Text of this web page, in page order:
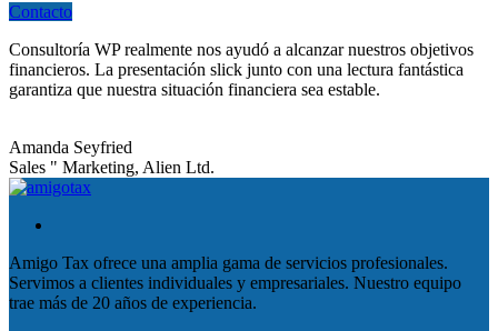
Contacto
Consultoría WP realmente nos ayudó a alcanzar nuestros objetivos
financieros. La presentación slick junto con una lectura fantástica
garantiza que nuestra situación financiera sea estable.
Amanda Seyfried
Sales " Marketing, Alien Ltd.
Amigo Tax ofrece una amplia gama de servicios profesionales.
Servimos a clientes individuales y empresariales. Nuestro equipo
trae más de 20 años de experiencia.